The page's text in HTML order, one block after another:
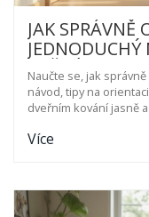
JAK SPRÁVNĚ
JEDNODUCHÝ
KAŽDÉHO
Naučte se, jak
návod, tipy na
dveřním kování jasně
Více